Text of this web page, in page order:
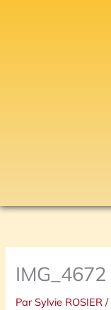
IMG_4672
ParSylvie ROSIER/